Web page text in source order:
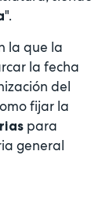
".
la que la
la fecha
del
fijar la
para
general